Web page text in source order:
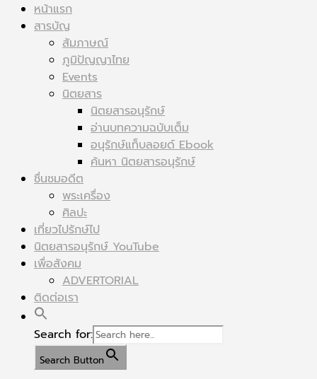
หน้าแรก
สารบัญ
สัมภาษณ์
ภูมิปัญญาไทย
Events
นิตยสาร
นิตยสารอนุรักษ์
อ่านบทความฉบับเต็ม
อนุรักษ์แท็บลอยด์ Ebook
ค้นหา นิตยสารอนุรักษ์
ชื่นชมอดีต
พระเครื่อง
ศิลปะ
เที่ยวไปรักษ์ไป
นิตยสารอนุรักษ์ YouTube
เพื่อสังคม
ADVERTORIAL
ติดต่อเรา
Search for:
Search Button